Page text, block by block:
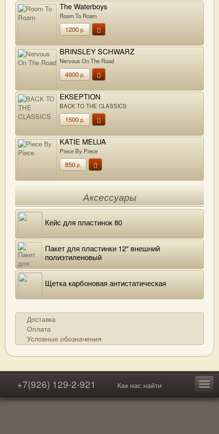
The Waterboys
Room To Roam
1200р.
BRINSLEY SCHWARZ
Nervous On The Road
4900р.
EKSEPTION
BACK TO THE CLASSICS
1500р.
KATIE MELUA
Piece By Piece
850р.
Аксессуары
Кейс для пластинок 80
Пакет для пластинки 12" внешний
полиэтиленовый
Щетка карбоновая антистатическая
Доставка
Оплата
Условные обозначения
+7(926) 129-2-921 Как нас найти